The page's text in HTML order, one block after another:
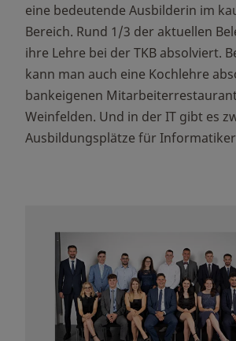
eine bedeutende Ausbilderin im
Bereich. Rund 1/3 der aktuellen
ihre Lehre bei der TKB absolviert.
kann man auch eine Kochlehre
bankeigenen
Weinfelden. Und in der IT gibt es
Ausbildungsplätze für